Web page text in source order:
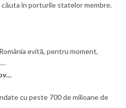
căuta în porturile statelor membre.
evită, pentru moment,
Gazeta Brasovului
cu peste 700 de milioane de